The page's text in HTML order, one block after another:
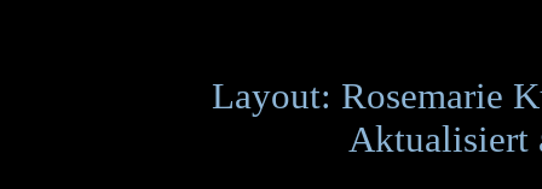
Layout: Rosemarie
Aktualisiert